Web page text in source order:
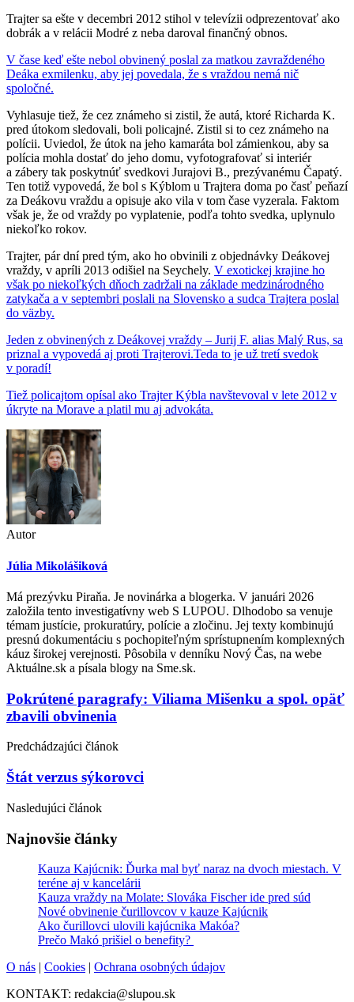
Trajter sa ešte v decembri 2012 stihol v televízii odprezentovať ako
dobrák a v relácii Modré z neba daroval finančný obnos.
V čase keď ešte nebol obvinený poslal za matkou zavraždeného
Deáka exmilenku, aby jej povedala, že s vraždou nemá nič
spoločné.
Vyhlasuje tiež, že cez známeho si zistil, že autá, ktoré Richarda K.
pred útokom sledovali, boli policajné. Zistil si to cez známeho na
polícii. Uviedol, že útok na jeho kamaráta bol zámienkou, aby sa
polícia mohla dostať do jeho domu, vyfotografovať si interiér
a zábery tak poskytnúť svedkovi Jurajovi B., prezývanému Čapatý.
Ten totiž vypovedá, že bol s Kýblom u Trajtera doma po časť peňazí
za Deákovu vraždu a opisuje ako vila v tom čase vyzerala. Faktom
však je, že od vraždy po vyplatenie, podľa tohto svedka, uplynulo
niekoľko rokov.
Trajter, pár dní pred tým, ako ho obvinili z objednávky Deákovej
vraždy, v apríli 2013 odišiel na Seychely. V exotickej krajine ho
však po niekoľkých dňoch zadržali na základe medzinárodného
zatykača a v septembri poslali na Slovensko a sudca Trajtera poslal
do väzby.
Jeden z obvinených z Deákovej vraždy – Jurij F. alias Malý Rus, sa
priznal a vypovedá aj proti Trajterovi.Teda to je už tretí svedok
v poradí!
Tiež policajtom opísal ako Trajter Kýbla navštevoval v lete 2012 v
úkryte na Morave a platil mu aj advokáta.
Autor
Júlia Mikolášiková
Má prezývku Piraňa. Je novinárka a blogerka. V januári 2026
založila tento investigatívny web S LUPOU. Dlhodobo sa venuje
témam justície, prokuratúry, polície a zločinu. Jej texty kombinujú
presnú dokumentáciu s pochopiteľným sprístupnením komplexných
káuz širokej verejnosti. Pôsobila v denníku Nový Čas, na webe
Aktuálne.sk a písala blogy na Sme.sk.
Post
navigation
Pokrútené paragrafy: Viliama Mišenku a spol. opäť
zbavili obvinenia
Predchádzajúci článok
Štát verzus sýkorovci
Nasledujúci článok
Najnovšie články
Kauza Kajúcnik: Ďurka mal byť naraz na dvoch miestach. V
teréne aj v kancelárii
Kauza vraždy na Molate: Slováka Fischer ide pred súd
Nové obvinenie čurillovcov v kauze Kajúcnik
Ako čurillovci ulovili kajúcnika Makóa?
Prečo Makó prišiel o benefity?
O nás | Cookies | Ochrana osobných údajov
KONTAKT: redakcia@slupou.sk